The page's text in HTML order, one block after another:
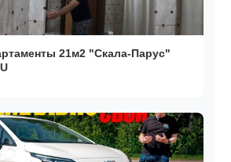
21м2 "Скала-Парус"